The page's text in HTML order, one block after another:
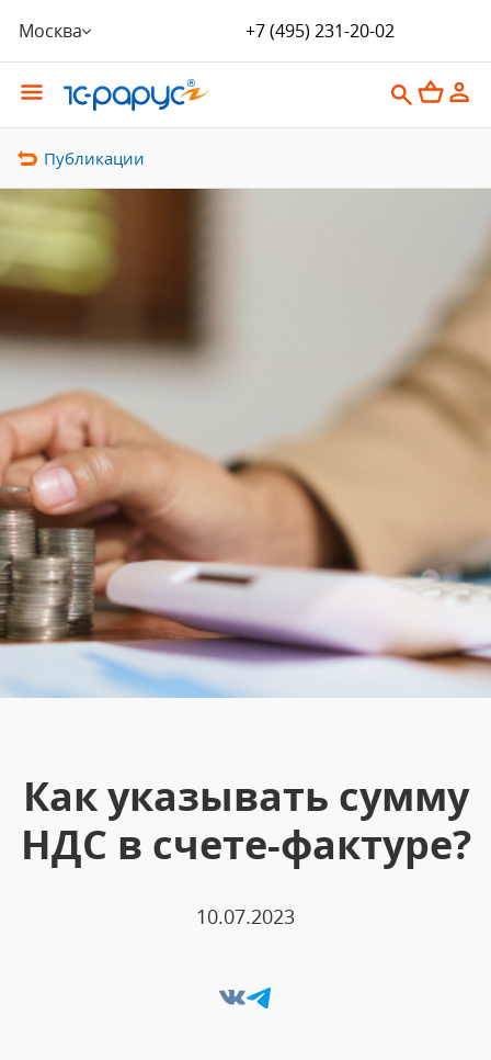
Москва +7 (495) 231-20-02
Публикации
Как указывать сумму
НДС в счете-фактуре?
10.07.2023